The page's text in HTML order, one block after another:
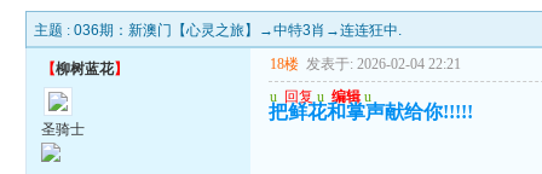
主题 :036期：新澳门【心灵之旅】→中特3肖→连连狂中.
【柳树蓝花】
圣骑士
18楼 发表于: 2026-02-04 22:21
u 回复 u 编辑 u
把鲜花和掌声献给你!!!!!